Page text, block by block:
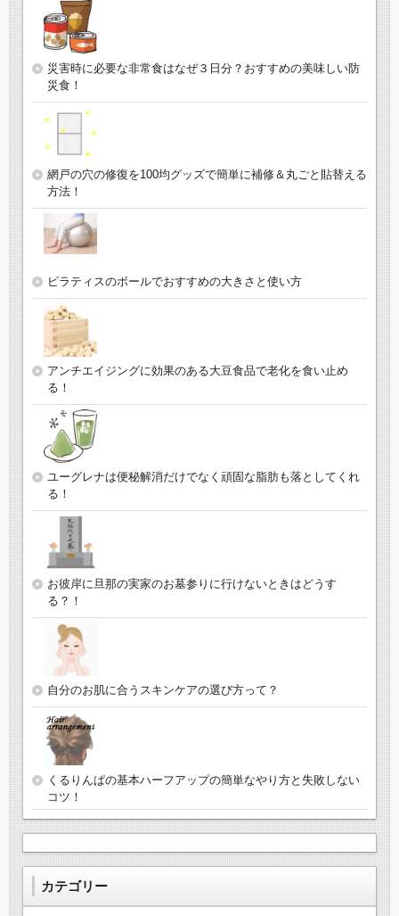
災害時に必要な非常食はなぜ３日分？おすすめの美味しい防
災食！
網戸の穴の修復を100均グッズで簡単に補修＆丸ごと貼替える
方法！
ピラティスのボールでおすすめの大きさと使い方
アンチエイジングに効果のある大豆食品で老化を食い止め
る！
ユーグレナは便秘解消だけでなく頑固な脂肪も落としてくれ
る！
お彼岸に旦那の実家のお墓参りに行けないときはどうす
る？！
自分のお肌に合うスキンケアの選び方って？
くるりんぱの基本ハーフアップの簡単なやり方と失敗しない
コツ！
カテゴリー